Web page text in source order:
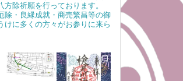
方除祈願を行っております。
除・良縁成就・商売繁昌等の御
けに多くの方々がお参りに来ら